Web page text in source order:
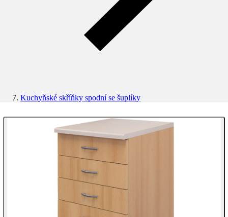
Kuchyňské skříňky spodní se šuplíky